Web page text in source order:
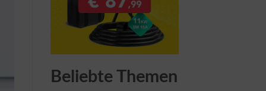
Beliebte Themen